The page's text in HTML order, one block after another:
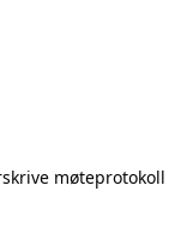
møteprotokoll